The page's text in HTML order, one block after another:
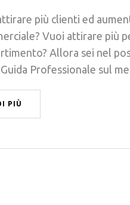
più clienti ed
Vuoi attirare più
Allora sei nel
Professionale sul
PIÙ